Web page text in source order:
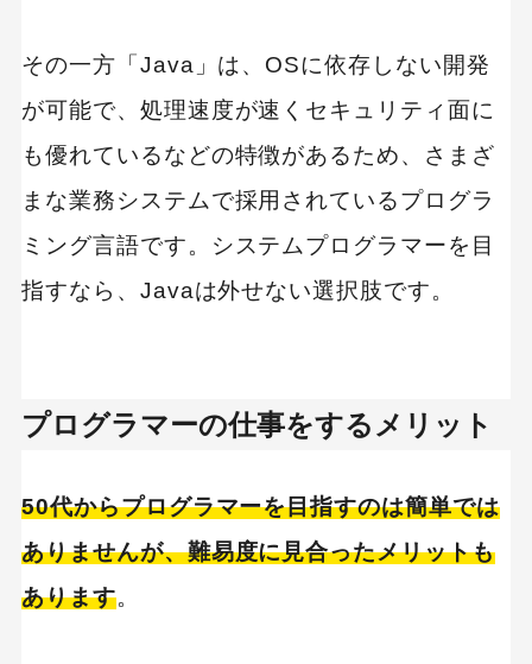
その一方「Java」は、OSに依存しない開発
が可能で、処理速度が速くセキュリティ面に
も優れているなどの特徴があるため、さまざ
まな業務システムで採用されているプログラ
ミング言語です。システムプログラマーを目
指すなら、Javaは外せない選択肢です。
プログラマーの仕事をするメリット
50代からプログラマーを目指すのは簡単では
ありませんが、難易度に見合ったメリットも
あります。